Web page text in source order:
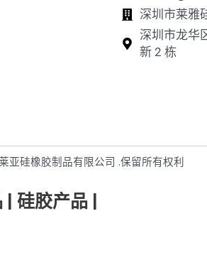
深圳市莱雅
深圳市龙华
新 2 栋
亚硅橡胶制品有限公司 .保留所有权利
| 硅胶产品 |